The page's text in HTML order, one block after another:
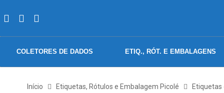
COLETORES DE DADOS ETIQ., RÓT. E EMBALAGENS
Início Etiquetas, Rótulos e Embalagem Picolé Etiquetas